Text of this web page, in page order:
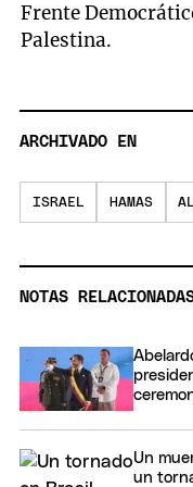
Frente
Palestina.
ARCHIVADO EN
ISRAEL HAMAS
NOTAS
Un
un